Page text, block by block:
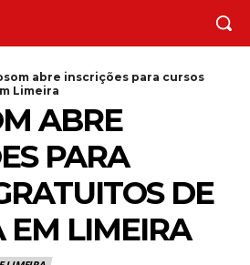
abre inscrições para cursos
Limeira
ABRE
PARA
DE
EM LIMEIRA